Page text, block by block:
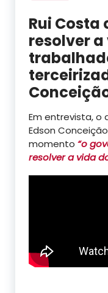
Rui Costa
resolver
Em entrevista, o
Edson
momento “o
resolver a vida